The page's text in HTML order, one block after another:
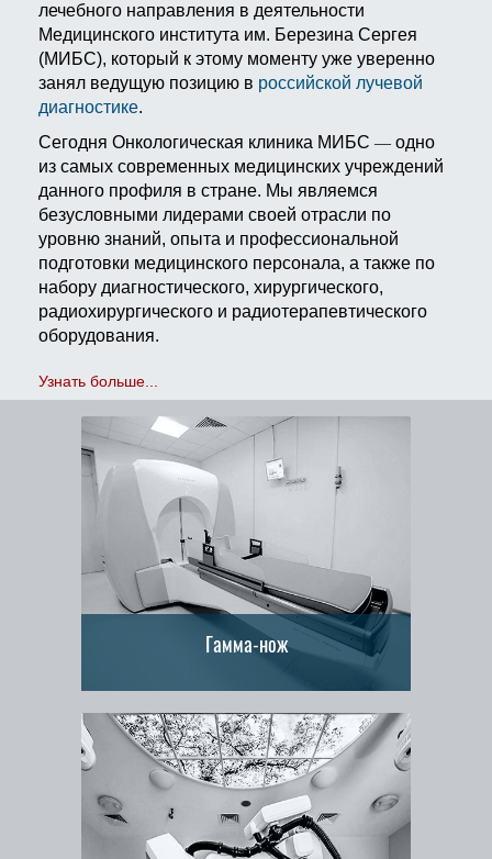
лечебного направления в деятельности
Медицинского института им. Березина Сергея
(МИБС), который к этому моменту уже уверенно
занял ведущую позицию в российской лучевой
диагностике.
Сегодня Онкологическая клиника МИБС — одно
из самых современных медицинских учреждений
данного профиля в стране. Мы являемся
безусловными лидерами своей отрасли по
уровню знаний, опыта и профессиональной
подготовки медицинского персонала, а также по
набору диагностического, хирургического,
радиохирургического и радиотерапевтического
оборудования.
Узнать больше...
Гамма-нож